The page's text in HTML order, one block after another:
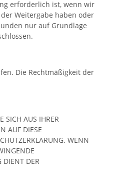
erforderlich ist, wenn wir
Weitergabe haben oder
nur auf Grundlage
Die Rechtmäßigkeit der
SICH AUS IHRER
AUF DIESE
WENN
DIENT DER